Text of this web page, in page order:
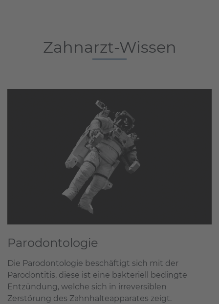
Zahnarzt-Wissen
Parodontologie
Die Parodontologie beschäftigt sich mit der
Parodontitis, diese ist eine bakteriell bedingte
Entzündung, welche sich in irreversiblen
Zerstörung des Zahnhalteapparates zeigt.